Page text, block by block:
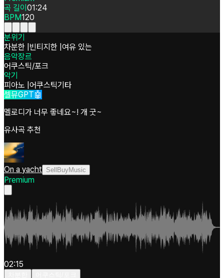
곡 길이 01:24
BPM120
분위기
차분한 빈티지한 여유 있는
음악장르
어쿠스틱/포크
악기
피아노 어쿠스틱기타
셀뮤GPT🤖
멜로디가 너무 좋네요~! 개 굿~
유사곡 추천
On a yacht SellBuyMusic
Premium
02:15